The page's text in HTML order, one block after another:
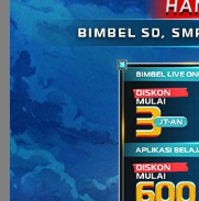
Komputer, Ilmu
Matematika Komputasi.
Baca Juga:Kenalan
Mau Jadi Ahlinya
Teknik